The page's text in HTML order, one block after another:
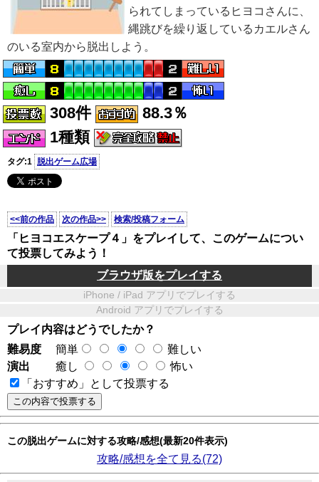
られてしまっているヒヨコさんに、
縄跳びを繰り返しているカエルさん
のいる室内から脱出しよう。
308件
88.3％
1種類
タグ:1 脱出ゲーム広場
<<前の作品 次の作品>> 検索/投稿フォーム
「ヒヨコエスケープ４」をプレイして、このゲームについ
て投票してみよう！
ブラウザ版をプレイする
iPhone / iPad アプリでプレイする
Android アプリでプレイする
プレイ内容はどうでしたか？
難易度
簡単
難しい
演出
癒し
怖い
「おすすめ」として投票する
この脱出ゲームに対する攻略/感想(最新20件表示)
攻略/感想を全て見る(72)